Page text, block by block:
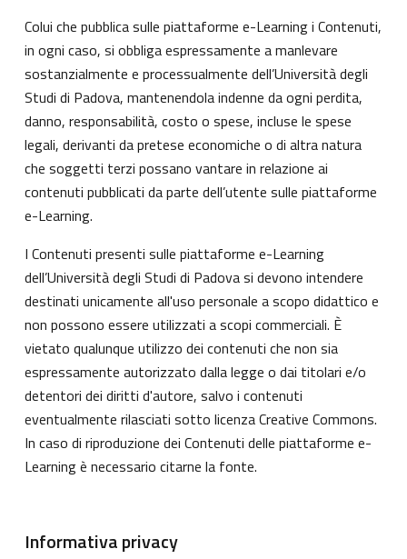
Colui che pubblica sulle piattaforme e-Learning i Contenuti,
in ogni caso, si obbliga espressamente a manlevare
sostanzialmente e processualmente dell’Università degli
Studi di Padova, mantenendola indenne da ogni perdita,
danno, responsabilità, costo o spese, incluse le spese
legali, derivanti da pretese economiche o di altra natura
che soggetti terzi possano vantare in relazione ai
contenuti pubblicati da parte dell’utente sulle piattaforme
e-Learning.
I Contenuti presenti sulle piattaforme e-Learning
dell’Università degli Studi di Padova si devono intendere
destinati unicamente all'uso personale a scopo didattico e
non possono essere utilizzati a scopi commerciali. È
vietato qualunque utilizzo dei contenuti che non sia
espressamente autorizzato dalla legge o dai titolari e/o
detentori dei diritti d'autore, salvo i contenuti
eventualmente rilasciati sotto licenza Creative Commons.
In caso di riproduzione dei Contenuti delle piattaforme e-
Learning è necessario citarne la fonte.
Informativa privacy